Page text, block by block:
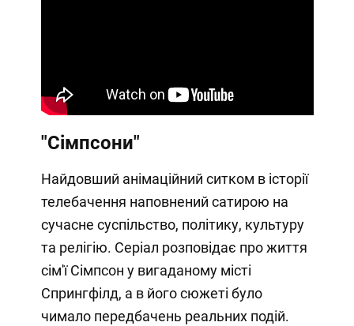
"Сімпсони"
Найдовший анімаційний ситком в історії
телебачення наповнений сатирою на
сучасне суспільство, політику, культуру
та релігію. Серіал розповідає про життя
сім'ї Сімпсон у вигаданому місті
Спрингфілд, а в його сюжеті було
чимало передбачень реальних подій.